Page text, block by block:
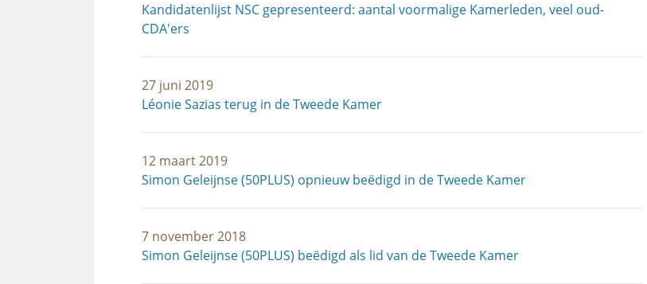
Kandidatenlijst NSC gepresenteerd: aantal voormalige Kamerleden, veel oud-
CDA'ers
27 juni 2019
Léonie Sazias terug in de Tweede Kamer
12 maart 2019
Simon Geleijnse (50PLUS) opnieuw beëdigd in de Tweede Kamer
7 november 2018
Simon Geleijnse (50PLUS) beëdigd als lid van de Tweede Kamer